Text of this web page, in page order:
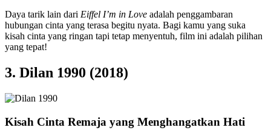
Daya tarik lain dari Eiffel I’m in Love adalah penggambaran
hubungan cinta yang terasa begitu nyata. Bagi kamu yang suka
kisah cinta yang ringan tapi tetap menyentuh, film ini adalah pilihan
yang tepat!
3. Dilan 1990 (2018)
Kisah Cinta Remaja yang Menghangatkan Hati